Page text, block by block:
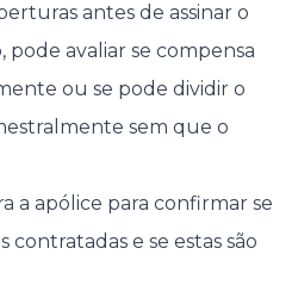
antes de assinar o
avaliar se compensa
ou se pode dividir o
sem que o
a apólice para confirmar se
contratadas e se estas são